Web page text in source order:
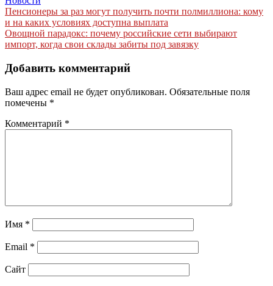
Навигация
по
записям
Пенсионеры за раз могут получить почти полмиллиона: кому
и на каких условиях доступна выплата
Овощной парадокс: почему российские сети выбирают
импорт, когда свои склады забиты под завязку
Добавить комментарий
Ваш адрес email не будет опубликован. Обязательные поля
помечены *
Комментарий *
Имя *
Email *
Сайт